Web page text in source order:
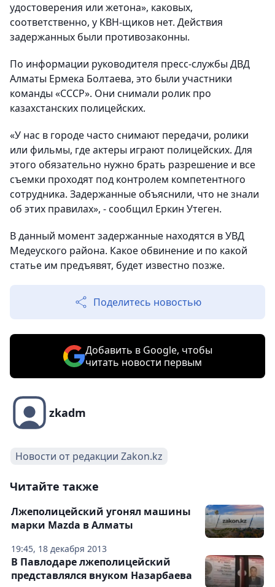
удостоверения или жетона», каковых,
соответственно, у КВН-щиков нет. Действия
задержанных были противозаконны.
По информации руководителя пресс-службы ДВД
Алматы Ермека Болтаева, это были участники
команды «СССР». Они снимали ролик про
казахстанских полицейских.
«У нас в городе часто снимают передачи, ролики
или фильмы, где актеры играют полицейских. Для
этого обязательно нужно брать разрешение и все
съемки проходят под контролем компетентного
сотрудника. Задержанные объяснили, что не знали
об этих правилах», - сообщил Еркин Утеген.
В данный момент задержанные находятся в УВД
Медеуского района. Какое обвинение и по какой
статье им предъявят, будет известно позже.
Поделитесь новостью
Добавить в Google, чтобы
читать новости первым
zkadm
Новости от редакции Zakon.kz
Читайте также
19:45, 18 декабря 2013
Лжеполицейский угонял машины
марки Mazda в Алматы
В Павлодаре лжеполицейский
представлялся внуком Назарбаева